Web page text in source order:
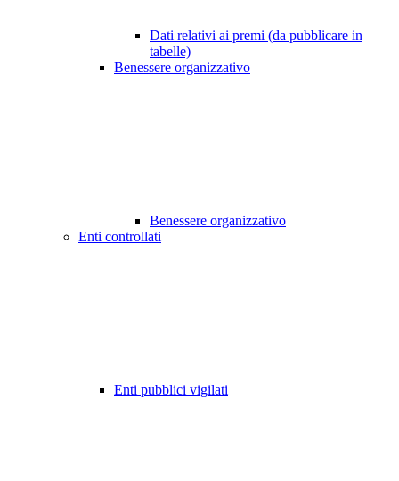
Dati relativi ai premi (da pubblicare in
tabelle)
Benessere organizzativo
Benessere organizzativo
Enti controllati
Enti pubblici vigilati